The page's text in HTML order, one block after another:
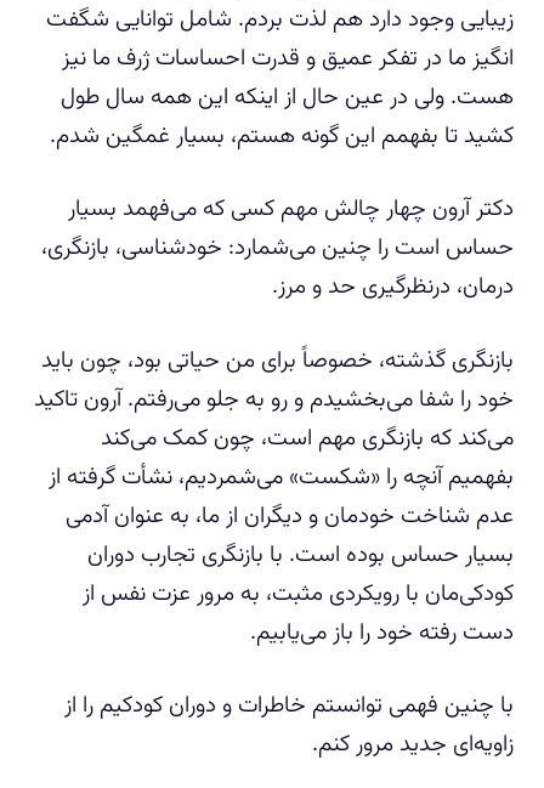
زیبایی وجود دارد هم لذت بردم. شامل توانایی شگفت
انگیز ما در تفکر عمیق و قدرت احساسات ژرف ما نیز
هست. ولی در عین حال از اینکه این همه سال طول
کشید تا بفهمم این گونه هستم، بسیار غمگین شدم.
دکتر آرون چهار چالش مهم کسی که می‌فهمد بسیار
حساس است را چنین می‌شمارد: خودشناسی، بازنگری،
درمان، درنظرگیری حد و مرز.
بازنگری گذشته، خصوصاً برای من حیاتی بود، چون باید
خود را شفا می‌بخشیدم و رو به جلو می‌رفتم. آرون تاکید
می‌کند که بازنگری مهم است، چون کمک می‌کند
بفهمیم آنچه را «شکست» می‌شمردیم، نشأت گرفته از
عدم شناخت خودمان و دیگران از ما، به عنوان آدمی
بسیار حساس بوده است. با بازنگری تجارب دوران
کودکی‌مان با رویکردی مثبت، به مرور عزت نفس از
دست رفته خود را باز می‌یابیم.
با چنین فهمی توانستم خاطرات و دوران کودکیم را از
زاویه‌ای جدید مرور کنم.